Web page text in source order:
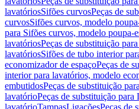
lavatóriosSifões curvosPeças de
curvosSifões curvos, modelo
para Sifões curvos, modelo poupa-
lavatóriosPeças de substituição
lavatóriosSifões de tubo interior
economizador de espaçoPeças de
interior para lavatórios, modelo
embutidosPeças de substituição
lavatórioPeças de substituição para
lavatórioTampasLigaçõesPeças de